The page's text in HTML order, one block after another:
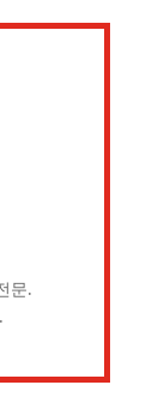
문.